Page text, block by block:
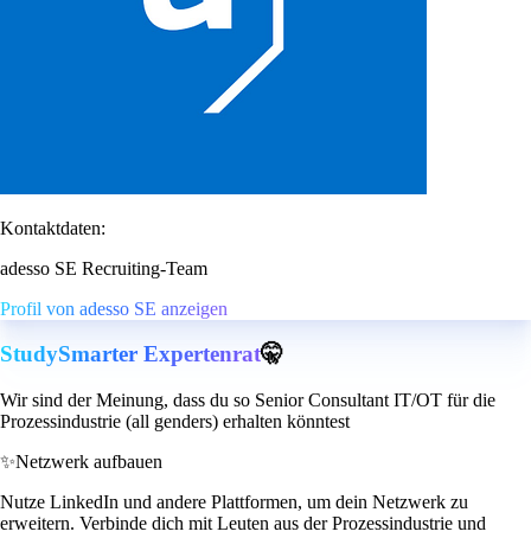
Kontaktdaten:
adesso SE Recruiting-Team
Profil von adesso SE anzeigen
StudySmarter Expertenrat🤫
Wir sind der Meinung, dass du so Senior Consultant IT/OT für die
Prozessindustrie (all genders) erhalten könntest
✨Netzwerk aufbauen
Nutze LinkedIn und andere Plattformen, um dein Netzwerk zu
erweitern. Verbinde dich mit Leuten aus der Prozessindustrie und